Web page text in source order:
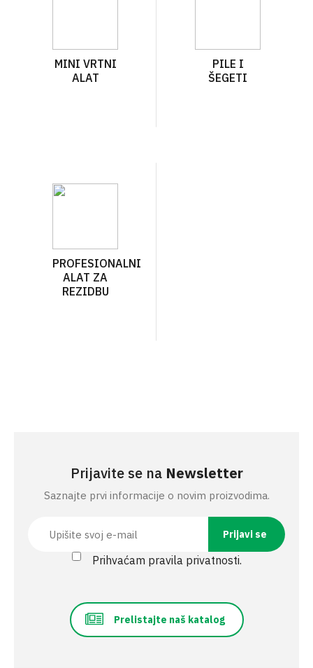
MINI VRTNI
ALAT
PILE I
ŠEGETI
PROFESIONALNI
ALAT ZA
REZIDBU
Prijavite se na Newsletter
Saznajte prvi informacije o novim proizvodima.
Prihvaćam pravila privatnosti.
Prelistajte naš katalog